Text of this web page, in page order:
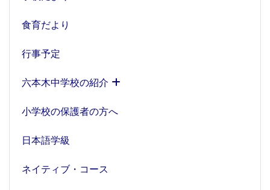
食育だより
行事予定
六本木中学校の紹介
小学校の保護者の方へ
日本語学級
ネイティブ・コース